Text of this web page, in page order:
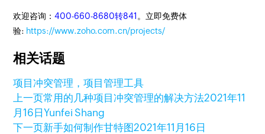
欢迎咨询：400-660-8680转841 。立即免费体
验: https://www.zoho.com.cn/projects/
相关话题
项目冲突管理，项目管理工具
上一页常用的几种项目冲突管理的解决方法2021年11
月16日Yunfei Shang
下一页新手如何制作甘特图2021年11月16日